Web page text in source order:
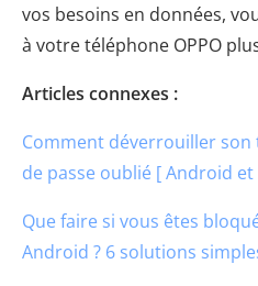
vos besoins en données,
à votre téléphone OPPO
Articles connexes :
Comment déverrouiller
de passe oublié [ Android
Que faire si vous êtes
Android ? 6 solutions